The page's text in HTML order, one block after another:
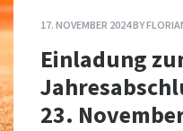
17. NOVEMBER 2024BY
Einladung
23.